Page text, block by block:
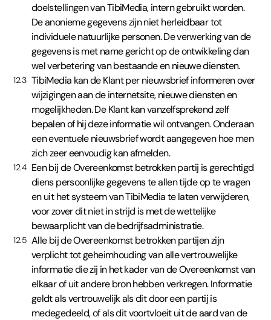
doelstellingen van TibiMedia, intern gebruikt worden.
De anonieme gegevens zijn niet herleidbaar tot
individuele natuurlijke personen. De verwerking van de
gegevens is met name gericht op de ontwikkeling dan
wel verbetering van bestaande en nieuwe diensten.
12.3 TibiMedia kan de Klant per nieuwsbrief informeren over
wijzigingen aan de internetsite, nieuwe diensten en
mogelijkheden. De Klant kan vanzelfsprekend zelf
bepalen of hij deze informatie wil ontvangen. Onderaan
een eventuele nieuwsbrief wordt aangegeven hoe men
zich zeer eenvoudig kan afmelden.
12.4 Een bij de Overeenkomst betrokken partij is gerechtigd
diens persoonlijke gegevens te allen tijde op te vragen
en uit het systeem van TibiMedia te laten verwijderen,
voor zover dit niet in strijd is met de wettelijke
bewaarplicht van de bedrijfsadministratie.
12.5 Alle bij de Overeenkomst betrokken partijen zijn
verplicht tot geheimhouding van alle vertrouwelijke
informatie die zij in het kader van de Overeenkomst van
elkaar of uit andere bron hebben verkregen. Informatie
geldt als vertrouwelijk als dit door een partij is
medegedeeld, of als dit voortvloeit uit de aard van de